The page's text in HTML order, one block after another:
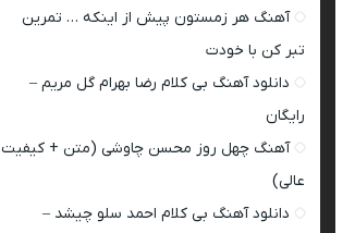
آهنگ هر زمستون پیش از اینکه … تمرین
تبر کن با خودت
دانلود آهنگ بی کلام رضا بهرام گل مریم –
رایگان
آهنگ چهل روز محسن چاوشی (متن + کیفیت
عالی)
دانلود آهنگ بی کلام احمد سلو چیشد –